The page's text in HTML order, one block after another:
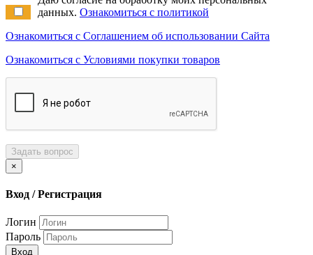
данных. Ознакомиться с политикой
Ознакомиться с Соглашением об использовании Сайта
Ознакомиться с Условиями покупки товаров
Задать вопрос
×
Вход / Регистрация
Логин
Пароль
Вход